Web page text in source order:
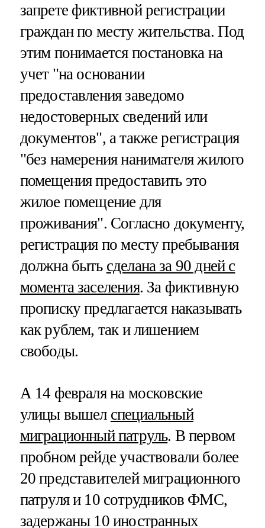
запрете фиктивной регистрации
граждан по месту жительства. Под
этим понимается постановка на
учет "на основании
предоставления заведомо
недостоверных сведений или
документов", а также регистрация
"без намерения нанимателя жилого
помещения предоставить это
жилое помещение для
проживания". Согласно документу,
регистрация по месту пребывания
должна быть сделана за 90 дней с
момента заселения. За фиктивную
прописку предлагается наказывать
как рублем, так и лишением
свободы.
А 14 февраля на московские
улицы вышел специальный
миграционный патруль. В первом
пробном рейде участвовали более
20 представителей миграционного
патруля и 10 сотрудников ФМС,
задержаны 10 иностранных